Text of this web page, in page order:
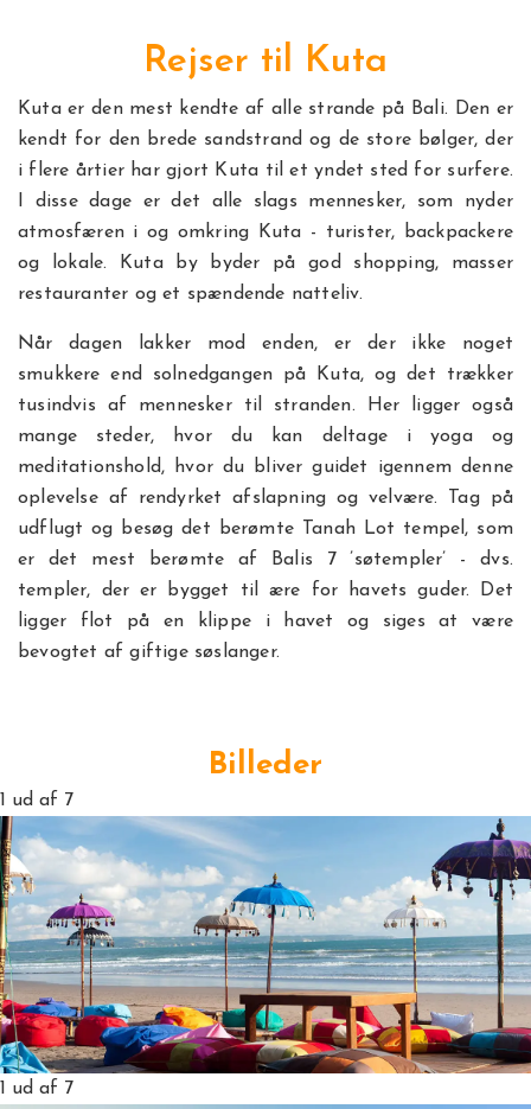
Rejser til Kuta
Kuta er den mest kendte af alle strande på Bali. Den er
kendt for den brede sandstrand og de store bølger, der
i flere årtier har gjort Kuta til et yndet sted for surfere.
I disse dage er det alle slags mennesker, som nyder
atmosfæren i og omkring Kuta - turister, backpackere
og lokale. Kuta by byder på god shopping, masser
restauranter og et spændende natteliv.
Når dagen lakker mod enden, er der ikke noget
smukkere end solnedgangen på Kuta, og det trækker
tusindvis af mennesker til stranden. Her ligger også
mange steder, hvor du kan deltage i yoga og
meditationshold, hvor du bliver guidet igennem denne
oplevelse af rendyrket afslapning og velvære. Tag på
udflugt og besøg det berømte Tanah Lot tempel, som
er det mest berømte af Balis 7 ’søtempler’ - dvs.
templer, der er bygget til ære for havets guder. Det
ligger flot på en klippe i havet og siges at være
bevogtet af giftige søslanger.
Billeder
1 ud af 7
1 ud af 7